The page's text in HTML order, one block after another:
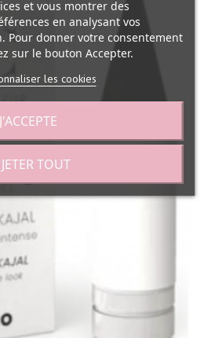
et vous montrer des
en analysant vos
Pour donner votre consentement
sur le bouton Accepter.
les cookies
TOUT
J'ACCEPTE